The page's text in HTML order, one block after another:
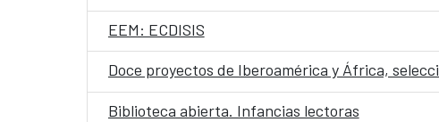
EEM: ECDISIS
Doce proyectos de Iberoamérica y África,
Biblioteca abierta. Infancias lectoras